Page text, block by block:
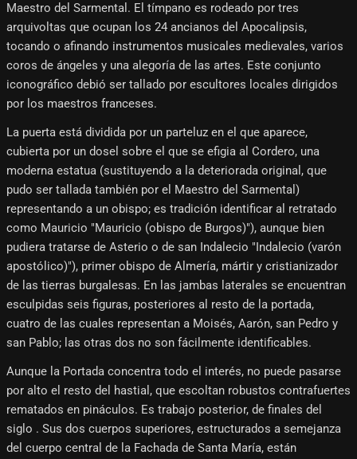
Maestro del Sarmental. El tímpano es rodeado por tres
arquivoltas que ocupan los 24 ancianos del Apocalipsis,
tocando o afinando instrumentos musicales medievales, varios
coros de ángeles y una alegoría de las artes. Este conjunto
iconográfico debió ser tallado por escultores locales dirigidos
por los maestros franceses.
La puerta está dividida por un parteluz en el que aparece,
cubierta por un dosel sobre el que se efigia al Cordero, una
moderna estatua (sustituyendo a la deteriorada original, que
pudo ser tallada también por el Maestro del Sarmental)
representando a un obispo; es tradición identificar al retratado
como Mauricio "Mauricio (obispo de Burgos)"), aunque bien
pudiera tratarse de Asterio o de san Indalecio "Indalecio (varón
apostólico)"), primer obispo de Almería, mártir y cristianizador
de las tierras burgalesas. En las jambas laterales se encuentran
esculpidas seis figuras, posteriores al resto de la portada,
cuatro de las cuales representan a Moisés, Aarón, san Pedro y
san Pablo; las otras dos no son fácilmente identificables.
Aunque la Portada concentra todo el interés, no puede pasarse
por alto el resto del hastial, que escoltan robustos contrafuertes
rematados en pináculos. Es trabajo posterior, de finales del
siglo . Sus dos cuerpos superiores, estructurados a semejanza
del cuerpo central de la Fachada de Santa María, están